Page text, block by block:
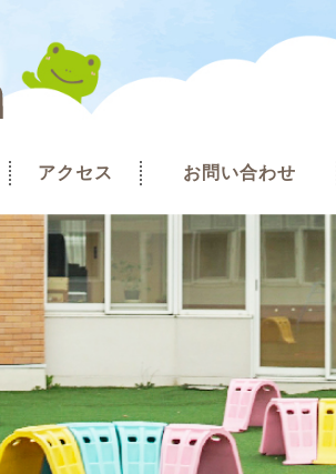
アクセス お問い合わせ